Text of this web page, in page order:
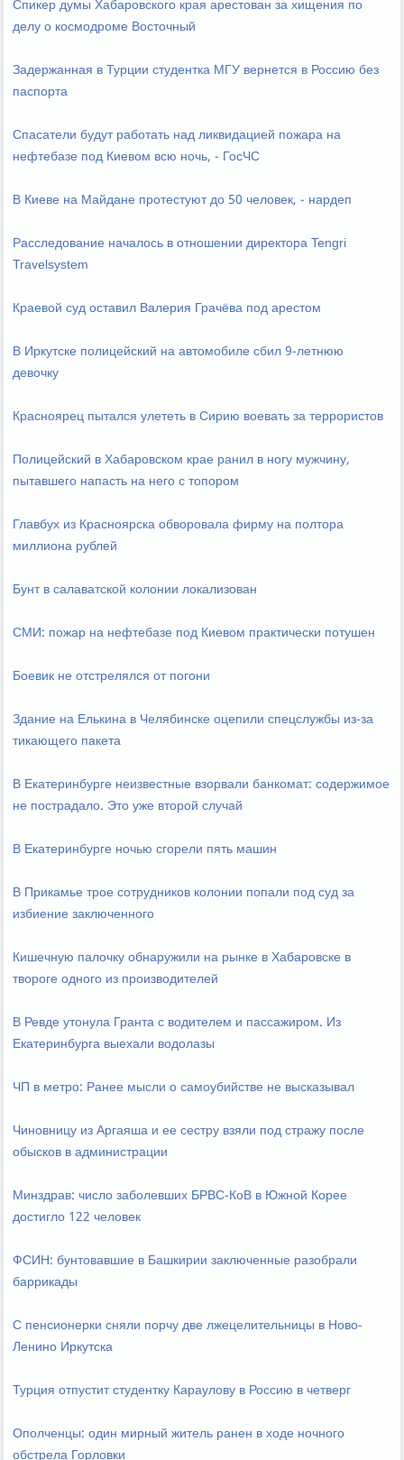
Спикер думы Хабаровского края арестован за хищения по
делу о космодроме Восточный
Задержанная в Турции студентка МГУ вернется в Россию без
паспорта
Спасатели будут работать над ликвидацией пожара на
нефтебазе под Киевом всю ночь, - ГосЧС
В Киеве на Майдане протестуют до 50 человек, - нардеп
Расследование началось в отношении директора Tengri
Travelsystem
Краевой суд оставил Валерия Грачёва под арестом
В Иркутске полицейский на автомобиле сбил 9-летнюю
девочку
Красноярец пытался улететь в Сирию воевать за террористов
Полицейский в Хабаровском крае ранил в ногу мужчину,
пытавшего напасть на него с топором
Главбух из Красноярска обворовала фирму на полтора
миллиона рублей
Бунт в салаватской колонии локализован
СМИ: пожар на нефтебазе под Киевом практически потушен
Боевик не отстрелялся от погони
Здание на Елькина в Челябинске оцепили спецслужбы из-за
тикающего пакета
В Екатеринбурге неизвестные взорвали банкомат: содержимое
не пострадало. Это уже второй случай
В Екатеринбурге ночью сгорели пять машин
В Прикамье трое сотрудников колонии попали под суд за
избиение заключенного
Кишечную палочку обнаружили на рынке в Хабаровске в
твороге одного из производителей
В Ревде утонула Гранта с водителем и пассажиром. Из
Екатеринбурга выехали водолазы
ЧП в метро: Ранее мысли о самоубийстве не высказывал
Чиновницу из Аргаяша и ее сестру взяли под стражу после
обысков в администрации
Минздрав: число заболевших БРВС-КоВ в Южной Корее
достигло 122 человек
ФСИН: бунтовавшие в Башкирии заключенные разобрали
баррикады
С пенсионерки сняли порчу две лжецелительницы в Ново-
Ленино Иркутска
Турция отпустит студентку Караулову в Россию в четверг
Ополченцы: один мирный житель ранен в ходе ночного